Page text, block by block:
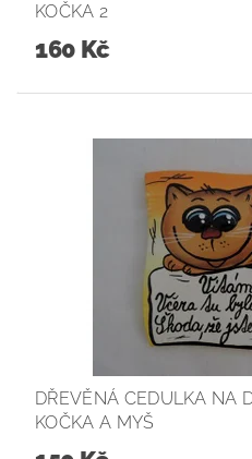
KOČKA 2
160 Kč
DŘEVĚNÁ CEDULKA NA
KOČKA A MYŠ